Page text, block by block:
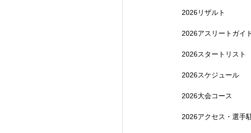
2026リザルト
2026アスリートガイ
2026スタートリスト
2026スケジュール
2026大会コース
2026アクセス・選手